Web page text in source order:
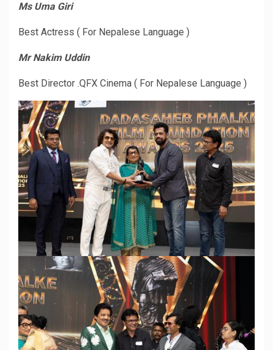
Ms Uma Giri
Best Actress ( For Nepalese Language )
Mr Nakim Uddin
Best Director .QFX Cinema ( For Nepalese Language )